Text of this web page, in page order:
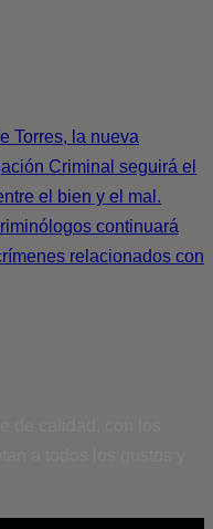
Torres, la nueva
Criminal seguirá el
el bien y el mal.
continuará
relacionados con